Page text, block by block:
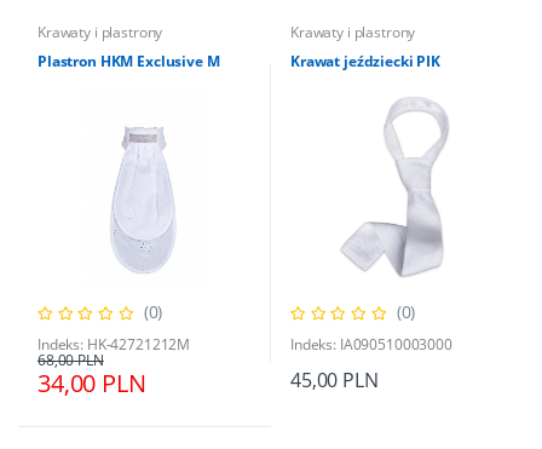
Krawaty i plastrony
Plastron HKM Exclusive M
(0)
Indeks: HK-42721212M
34,00 PLN
68,00 PLN
Krawaty i plastrony
Krawat jeździecki PIK
(0)
Indeks: IA090510003000
45,00 PLN